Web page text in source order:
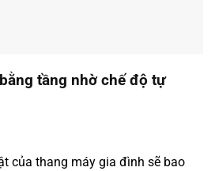
tầng nhờ chế độ tự
của thang máy gia đình sẽ bao